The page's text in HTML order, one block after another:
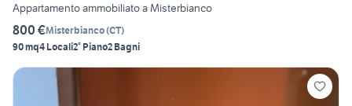
Appartamento ammobiliato a Misterbianco
800 €Misterbianco(CT)
90 mq4 Locali2° Piano2 Bagni